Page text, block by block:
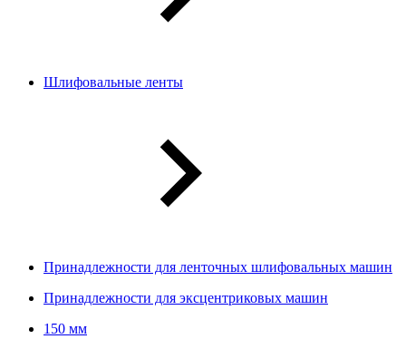
Шлифовальные ленты
Принадлежности для ленточных шлифовальных машин
Принадлежности для эксцентриковых машин
150 мм